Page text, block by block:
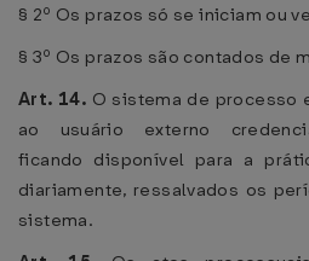
§ 2º Os prazos só se iniciam ou
§ 3º Os prazos são contados de
Art. 14. O sistema de processo
ao usuário externo
ficando disponível para a
diariamente, ressalvados os
sistema.